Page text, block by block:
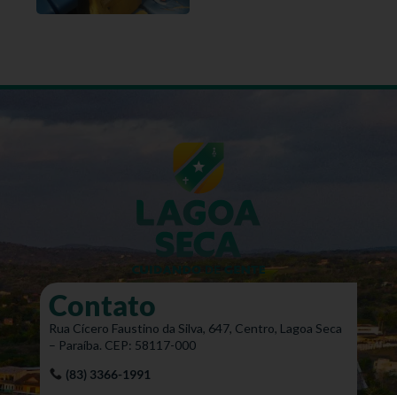
Contato
Rua Cícero Faustino da Silva, 647, Centro, Lagoa Seca
– Paraíba. CEP: 58117-000
(83) 3366-1991